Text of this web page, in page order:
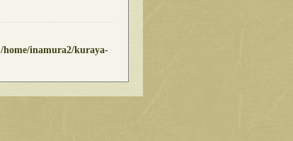
/home/inamura2/kuraya-